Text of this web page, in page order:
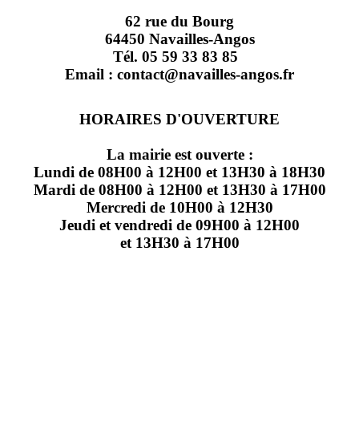
62 rue du Bourg
64450 Navailles-Angos
Tél. 05 59 33 83 85
Email : contact@navailles-angos.fr
HORAIRES D'OUVERTURE
La mairie est ouverte :
Lundi de 08H00 à 12H00 et 13H30 à 18H30
Mardi de 08H00 à 12H00 et 13H30 à 17H00
Mercredi de 10H00 à 12H30
Jeudi et vendredi de 09H00 à 12H00
et 13H30 à 17H00